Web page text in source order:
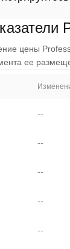
цены
ее
--
--
--
--
--